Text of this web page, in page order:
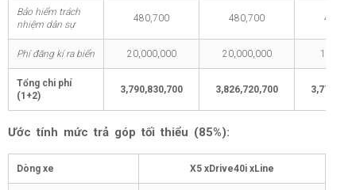
Bảo hiểm trách
nhiệm dân sự
480,700 480,700
Phí đăng kí ra biển 20,000,000 20,000,000
Tổng chi phí
(1+2)
3,790,830,700 3,826,720,700
Ước tính mức trả góp tối thiểu (85%):
Dòng xe X5 xDrive40i xLine